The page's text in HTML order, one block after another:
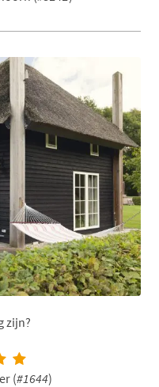
zijn?
(#1644)